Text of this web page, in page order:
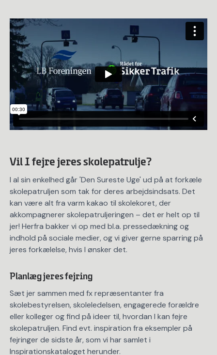
Vil I fejre jeres skolepatrulje?
I al sin enkelhed går 'Den Sureste Uge' ud på at forkæle
skolepatruljen som tak for deres arbejdsindsats. Det
kan være alt fra varm kakao til skolekoret, der
akkompagnerer skolepatruljeringen – det er helt op til
jer! Herfra bakker vi op med bl.a. pressedækning og
indhold på sociale medier, og vi giver gerne sparring på
jeres forkælelse, hvis I ønsker det.
Planlæg jeres fejring
Sæt jer sammen med fx repræsentanter fra
skolebestyrelsen, skoleledelsen, engagerede forældre
eller kolleger og find på ideer til, hvordan I kan fejre
skolepatruljen. Find evt. inspiration fra eksempler på
fejringer de sidste år, som vi har samlet i
Inspirationskataloget herunder.